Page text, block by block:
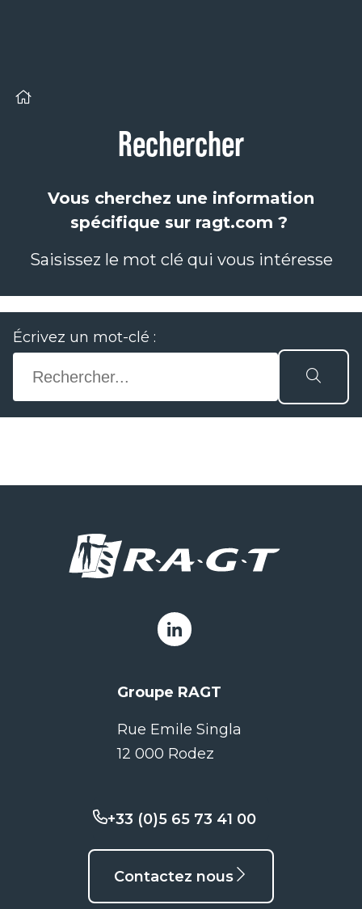
Rechercher
Vous cherchez une information
spécifique sur ragt.com ?
Saisissez le mot clé qui vous intéresse
Écrivez un mot-clé :
Groupe RAGT
Rue Emile Singla
12 000 Rodez
+33 (0)5 65 73 41 00
Contactez nous